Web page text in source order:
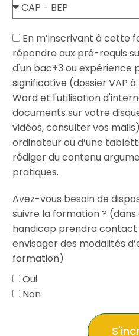
En m’inscrivant à cette
répondre aux pré-requis
d'un bac+3 ou expérience
significative (dossier VAP
Word et l'utilisation
documents sur votre
vidéos, consulter vos
ordinateur ou d’une
rédiger du contenu
pratiques.
Avez-vous besoin de
suivre la formation ?
handicap prendra contact
envisager des modalités
formation)
Oui
Non